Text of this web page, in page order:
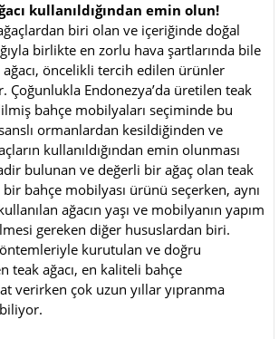
kullanıldığından emin olun!
biri olan ve içeriğinde doğal
birlikte en zorlu hava şartlarında bile
öncelikli tercih edilen ürünler
Çoğunlukla Endonezya’da üretilen teak
bahçe mobilyaları seçiminde bu
ormanlardan kesildiğinden ve
kullanıldığından emin olunması
bulunan ve değerli bir ağaç olan teak
bir bahçe mobilyası ürünü seçerken, aynı
ağacın yaşı ve mobilyanın yapım
gereken diğer hususlardan biri.
kurutulan ve doğru
teak ağacı, en kaliteli bahçe
verirken çok uzun yıllar yıpranma